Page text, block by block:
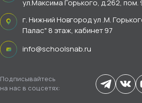
ул.Максима Горького, д.262, пом.
г. Нижний Новгород ул .М.
Палас" 8 этаж, кабинет 97
info@schoolsnab.ru
Подписывайтесь
на нас в соцсетях: